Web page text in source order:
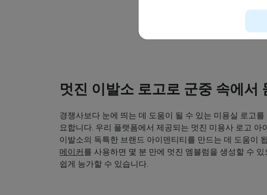
멋진 이발소 로고로 군중 속에서
경쟁사보다 눈에 띄는 데 도움이 될 수 있는 미용실 로고
요합니다. 우리 플랫폼에서 제공되는 멋진 미용사 로고 아
이발소의 독특한 브랜드 아이덴티티를 만드는 데 도움이
메이커 를 사용하면 몇 분 만에 멋진 엠블럼을 생성할 수
쉽게 능가할 수 있습니다.